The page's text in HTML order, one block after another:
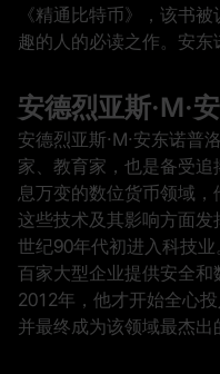
《精通比特币》，该书
趣的人的必读之作。安东
安德烈亚斯·M·
安德烈亚斯·M·安东诺普
家、教育家，也是备受
息万变的数位货币领域
这些技术及其影响方面
世纪90年代初进入科技
百家大型企业提供安全和
2012年，他才开始全心
并最终成为该领域最杰出